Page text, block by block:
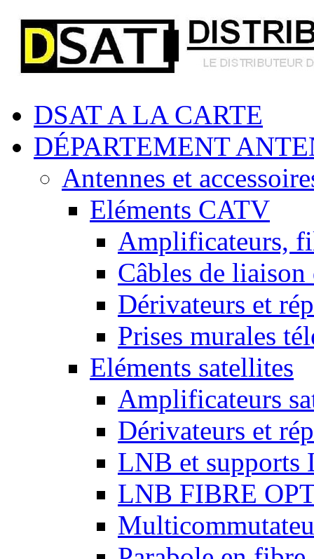
DSAT A LA CARTE
DÉPARTEMENT
Antennes et
Eléments CATV
Amplificateurs,
Câbles de liaison
Dérivateurs et
Prises murales
Eléments satellites
Amplificateurs
Dérivateurs et
LNB et supports
LNB FIBRE